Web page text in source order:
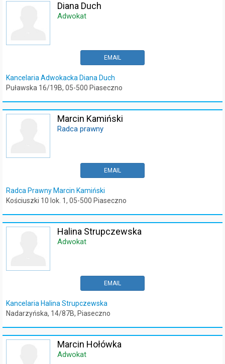
Diana Duch
Adwokat
Kancelaria Adwokacka Diana Duch
Puławska 16/19B, 05-500 Piaseczno
EMAIL
Marcin Kamiński
Radca prawny
Radca Prawny Marcin Kamiński
Kościuszki 10 lok. 1, 05-500 Piaseczno
EMAIL
Halina Strupczewska
Adwokat
Kancelaria Halina Strupczewska
Nadarzyńska, 14/87B, Piaseczno
EMAIL
Marcin Hołówka
Adwokat